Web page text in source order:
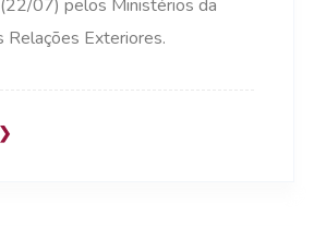
07) pelos Ministérios da
Relações Exteriores.